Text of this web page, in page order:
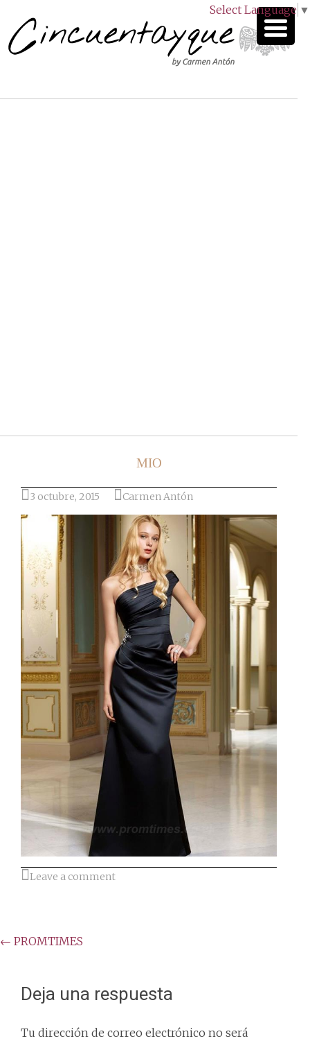
Select Language ▼
MIO
3 octubre, 2015 Carmen Antón
Leave a comment
Post
← PROMTIMES
Deja una respuesta
Tu dirección de correo electrónico no será